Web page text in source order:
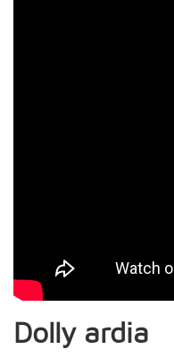
Dolly ardia